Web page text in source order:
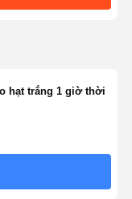
hạt trắng 1 giờ thời